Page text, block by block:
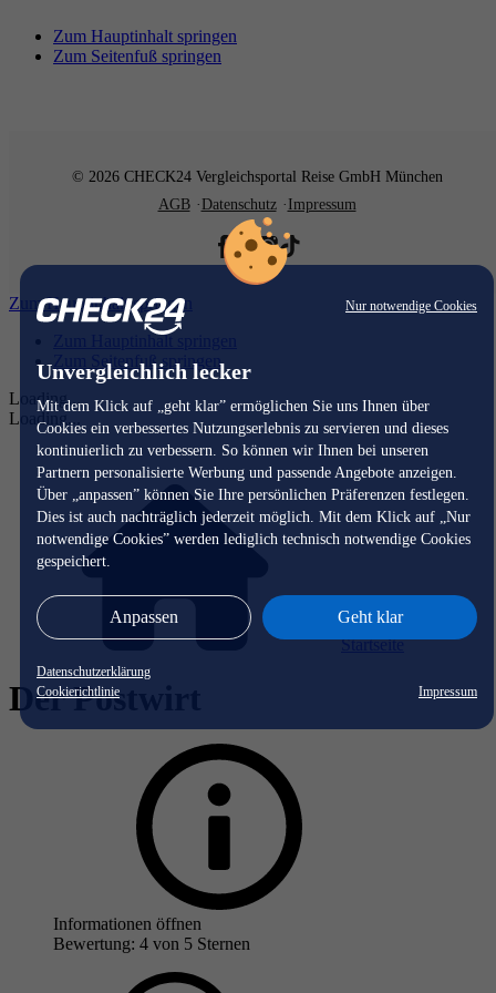
Nur notwendige Cookies
Unvergleichlich lecker
Mit dem Klick auf „geht klar” ermöglichen Sie uns Ihnen über
Cookies ein verbessertes Nutzungserlebnis zu servieren und dieses
kontinuierlich zu verbessern. So können wir Ihnen bei unseren
Partnern personalisierte Werbung und passende Angebote anzeigen.
Über „anpassen” können Sie Ihre persönlichen Präferenzen festlegen.
Dies ist auch nachträglich jederzeit möglich. Mit dem Klick auf „Nur
notwendige Cookies” werden lediglich technisch notwendige Cookies
gespeichert.
Anpassen Geht klar
Datenschutzerklärung
Cookierichtlinie
Impressum
Zum Hauptinhalt springen
Zum Seitenfuß springen
© 2026 CHECK24 Vergleichsportal Reise GmbH München
AGB
Datenschutz Impressum
Zum Hauptinhalt springen
Zum Hauptinhalt springen
Zum Seitenfuß springen
Loading...
Loading...
Startseite
Der Postwirt
Informationen öffnen
Bewertung: 4 von 5 Sternen